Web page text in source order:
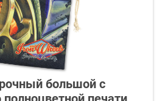
большой с